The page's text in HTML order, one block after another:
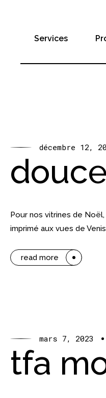
Services
décembre 12,
Pour nos vitrines de
imprimé aux vues de
read more
mars 7, 2023
tfa